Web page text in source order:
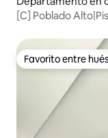
Tesoro
[C] Poblado
Favorito entre
Favorito entre